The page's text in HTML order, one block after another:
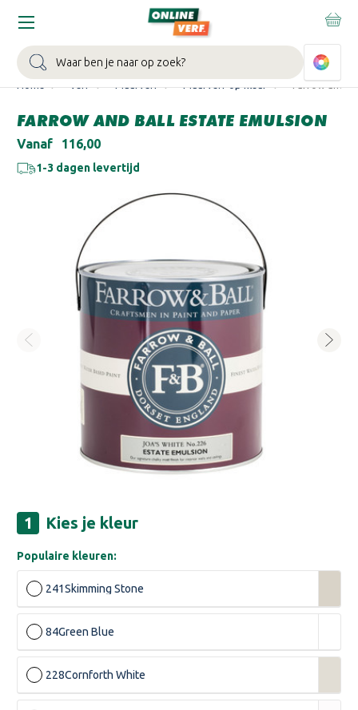
Zoeken
WIN EEN BALLONVAART:Bij besteding vanaf €100,- aan Sikkens
muurverf en/of lak.
Bekijk actie >
Home Verf Muurverf Muurverf op kleur Farrow and
FARROW AND BALL ESTATE EMULSION
Vanaf €116,00
1-3 dagen levertijd
Kies je kleur
Populaire kleuren:
241Skimming Stone
84Green Blue
228Cornforth White